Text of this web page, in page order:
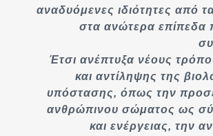
αναδυόμενες ιδιότητες από
στα ανώτερα επίπεδα
Έτσι ανέπτυξα νέους
και αντίληψης της
υπόστασης, όπως την
ανθρώπινου σώματος ως
και ενέργειας, την